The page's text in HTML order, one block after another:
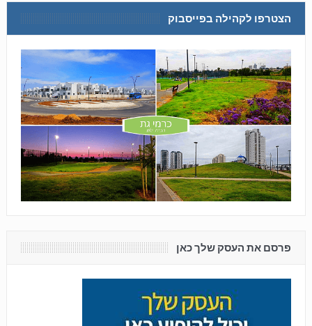
הצטרפו לקהילה בפייסבוק
פרסם את העסק שלך כאן